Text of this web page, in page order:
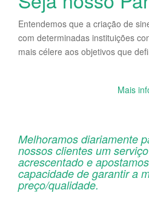
Entendemos que a criação de
com determinadas instituições
mais célere aos objetivos que
Mais
Melhoramos diariamente
nossos clientes um
acrescentado e
capacidade de garantir a
preço/qualidade.